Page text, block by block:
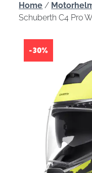
Home /
Schuberth C4 Pro
-30%